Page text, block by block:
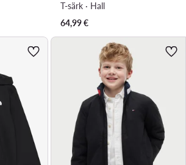
T-särk · Hall
64,99€